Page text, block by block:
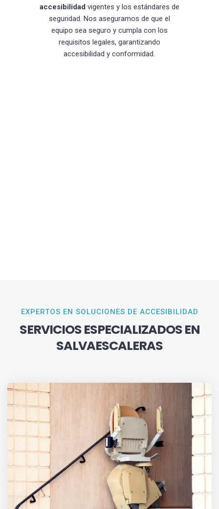
accesibilidad vigentes y los estándares de
seguridad. Nos aseguramos de que el
equipo sea seguro y cumpla con los
requisitos legales, garantizando
accesibilidad y conformidad.
EXPERTOS EN SOLUCIONES DE ACCESIBILIDAD
SERVICIOS ESPECIALIZADOS EN
SALVAESCALERAS